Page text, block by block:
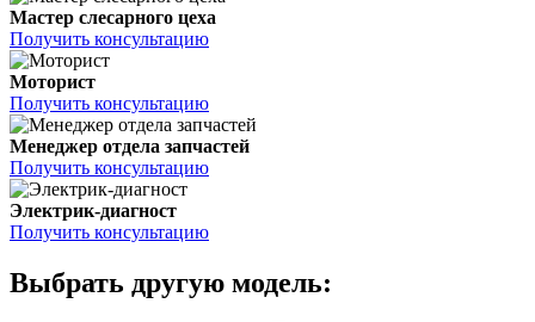
Мастер слесарного цеха
Получить консультацию
Моторист
Получить консультацию
Менеджер отдела запчастей
Получить консультацию
Электрик-диагност
Получить консультацию
Выбрать другую модель: